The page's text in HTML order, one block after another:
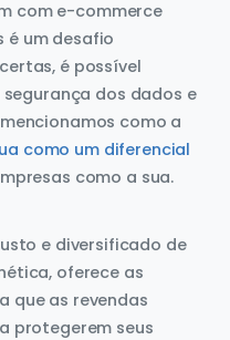
com e-commerce
um desafio
é possível
dos dados e
como a
como um diferencial
como a sua.
e diversificado de
oferece as
que as revendas
protegerem seus